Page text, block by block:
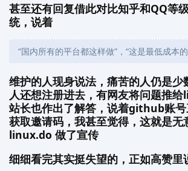
甚至还有回复借此对比知乎和QQ等
统，说着
“国内所有的平台都这样做”，“这是最低成本
维护的人现身说法，痛苦的人仍是少
人还想注册进去，有网友将问题推
站长也作出了解答，说着github账
获取邀请码，我甚至觉得，这就是无
linux.do 做了宣传
细细看完其实挺失望的，正如高赞里